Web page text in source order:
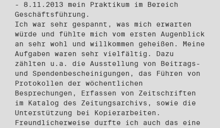
- 8.11.2013 mein Praktikum im Bereich
Geschäftsführung.
Ich war sehr gespannt, was mich erwarten
würde und fühlte mich vom ersten Augenblick
an sehr wohl und willkommen geheißen. Meine
Aufgaben waren sehr vielfältig. Dazu
zählten u.a. die Ausstellung von Beitrags-
und Spendenbescheinigungen, das Führen von
Protokollen der wöchentlichen
Besprechungen, Erfassen von Zeitschriften
im Katalog des Zeitungsarchivs, sowie die
Unterstützung bei Kopierarbeiten.
Freundlicherweise durfte ich auch das eine